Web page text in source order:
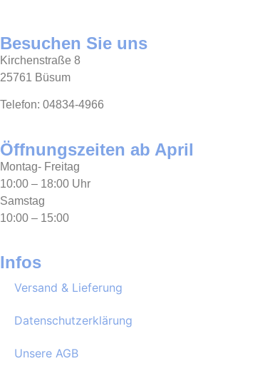
Besuchen Sie uns
Kirchenstraße 8
25761 Büsum
Telefon: 04834-4966
Öffnungszeiten ab April
Montag- Freitag
10:00 – 18:00 Uhr
Samstag
10:00 – 15:00
Infos
Versand & Lieferung
Datenschutzerklärung
Unsere AGB